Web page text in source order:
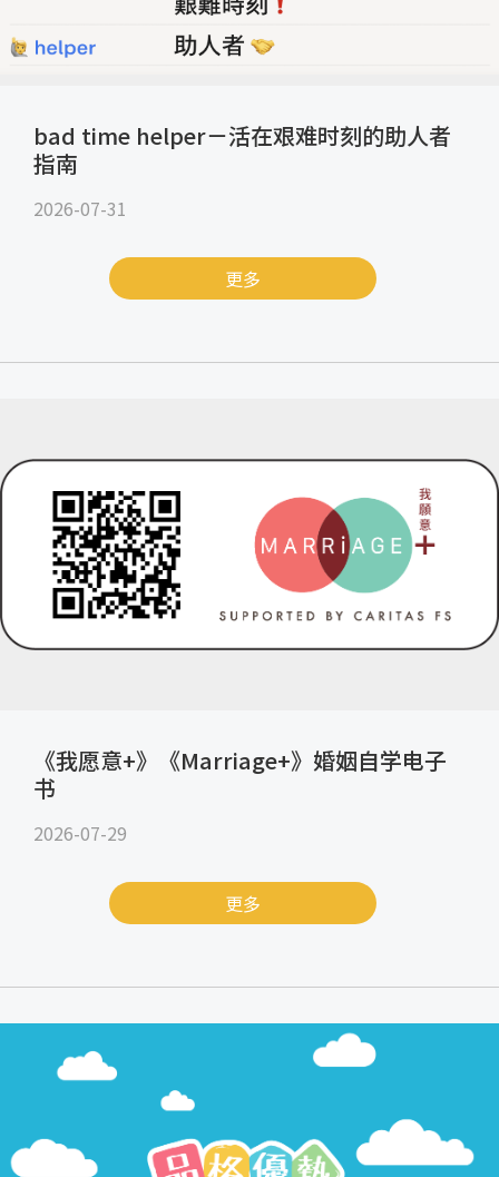
bad time helper－活在艰难时刻的助人者
指南
2026-07-31
更多
《我愿意+》《Marriage+》婚姻自学电子
书
2026-07-29
更多